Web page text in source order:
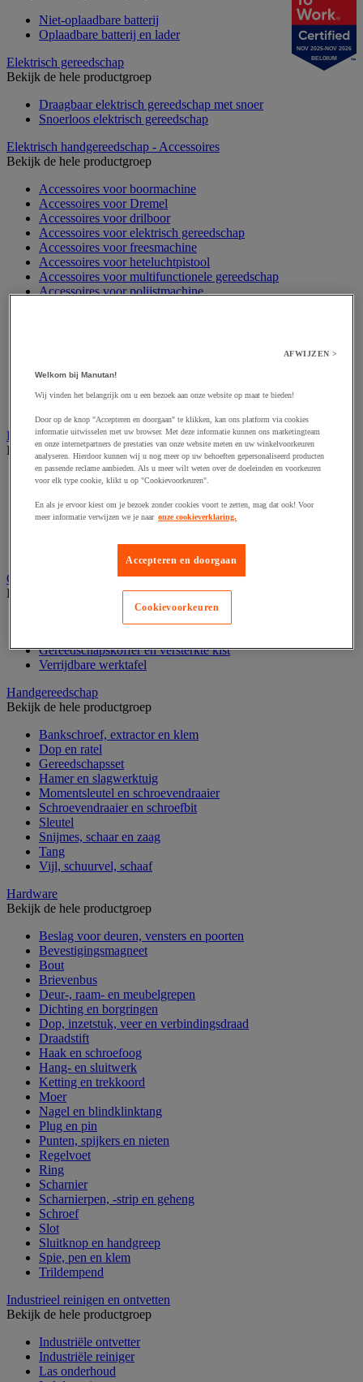
Niet-oplaadbare batterij
Oplaadbare batterij en lader
Elektrisch gereedschap
Bekijk de hele productgroep
Draagbaar elektrisch gereedschap met snoer
Snoerloos elektrisch gereedschap
Elektrisch handgereedschap - Accessoires
Bekijk de hele productgroep
Accessoires voor boormachine
Accessoires voor Dremel
Accessoires voor drilboor
Accessoires voor elektrisch gereedschap
Accessoires voor freesmachine
Accessoires voor heteluchtpistool
Accessoires voor multifunctionele gereedschap
Accessoires voor polijstmachine
Accessoires voor snij-schuurmachine
Accessoires voor spijkermachine
Elektrische toebehoren en verlichting
Bekijk de hele productgroep
Accessoires voor elektrisch schakelpaneel
Elektrische kabel
Elektrische uitrusting
Gereedschap opbergen
Bekijk de hele productgroep
Assortimentsdoos en gereedschapkoffer
Gereedschapskoffer en versterkte kist
Verrijdbare werktafel
Handgereedschap
Bekijk de hele productgroep
Bankschroef, extractor en klem
Dop en ratel
Gereedschapsset
Hamer en slagwerktuig
Momentsleutel en schroevendraaier
Schroevendraaier en schroefbit
Sleutel
Snijmes, schaar en zaag
Tang
Vijl, schuurvel, schaaf
Hardware
Bekijk de hele productgroep
Beslag voor deuren, vensters en poorten
Bevestigingsmagneet
Bout
Brievenbus
Deur-, raam- en meubelgrepen
Dichting en borgringen
Dop, inzetstuk, veer en verbindingsdraad
Draadstift
Haak en schroefoog
Hang- en sluitwerk
Ketting en trekkoord
Moer
Nagel en blindklinktang
Plug en pin
Punten, spijkers en nieten
Regelvoet
Ring
Scharnier
Scharnierpen, -strip en geheng
Schroef
Slot
Sluitknop en handgreep
Spie, pen en klem
Trildempend
Industrieel reinigen en ontvetten
Bekijk de hele productgroep
Industriële ontvetter
Industriële reiniger
Las onderhoud
NOV 2025-NOV 2026
BELGIUM
AFWIJZEN >
Welkom bij Manutan!
Wij vinden het belangrijk om u een bezoek aan onze website op maat te bieden!
Door op de knop "Accepteren en doorgaan" te klikken, kan ons platform via cookies
informatie uitwisselen met uw browser. Met deze informatie kunnen ons marketingteam
en onze internetpartners de prestaties van onze website meten en uw winkelvoorkeuren
analyseren. Hierdoor kunnen wij u nog meer op uw behoeften gepersonaliseerd producten
en passende reclame aanbieden. Als u meer wilt weten over de doeleinden en voorkeuren
voor elk type cookie, klikt u op "Cookievoorkeuren".
En als je ervoor kiest om je bezoek zonder cookies voort te zetten, mag dat ook! Voor
meer informatie verwijzen we je naar onze cookieverklaring.
Accepteren en doorgaan
Cookievoorkeuren